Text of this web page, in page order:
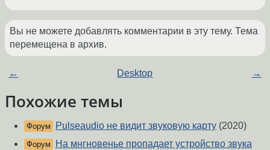
Вы не можете добавлять комментарии в эту тему. Тема
перемещена в архив.
← Desktop →
Похожие темы
Форум Pulseaudio не видит звуковую карту (2020)
Форум
На мнгновенье пропадает устройство звука